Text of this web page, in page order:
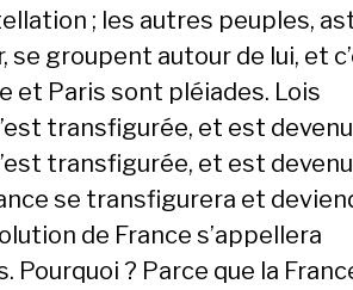
; les autres peuples,
se groupent autour de lui, et
et Paris sont pléiades. Lois
transfigurée, et est
transfigurée, et est
se transfigurera et
de France s’appellera
Pourquoi ? Parce que la